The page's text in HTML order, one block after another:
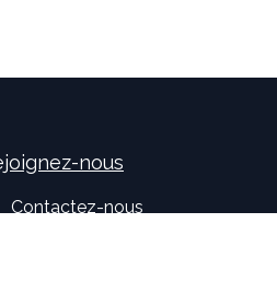
nous
Contactez-nous